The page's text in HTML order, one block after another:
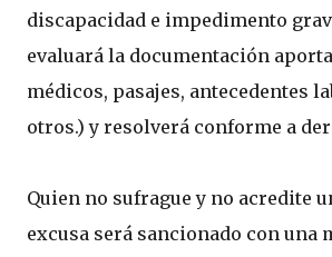
discapacidad e impedimento
evaluará la documentación
médicos, pasajes, antecedentes
otros.) y resolverá conforme a
Quien no sufrague y no acredite
excusa será sancionado con una